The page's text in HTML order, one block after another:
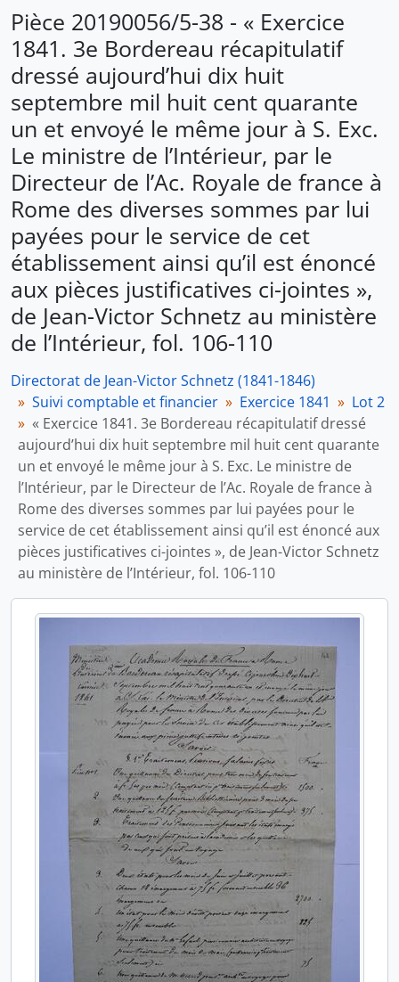
91 en plus...
Pièce 20190056/5-38 - « Exercice
1841. 3e Bordereau récapitulatif
dressé aujourd’hui dix huit
septembre mil huit cent quarante
un et envoyé le même jour à S. Exc.
Le ministre de l’Intérieur, par le
Directeur de l’Ac. Royale de france à
Rome des diverses sommes par lui
payées pour le service de cet
établissement ainsi qu’il est énoncé
aux pièces justificatives ci-jointes »,
de Jean-Victor Schnetz au ministère
de l’Intérieur, fol. 106-110
Directorat de Jean-Victor Schnetz (1841-1846)
Suivi comptable et financier
Exercice 1841
Lot 2
« Exercice 1841. 3e Bordereau récapitulatif dressé
aujourd’hui dix huit septembre mil huit cent quarante
un et envoyé le même jour à S. Exc. Le ministre de
l’Intérieur, par le Directeur de l’Ac. Royale de france à
Rome des diverses sommes par lui payées pour le
service de cet établissement ainsi qu’il est énoncé aux
pièces justificatives ci-jointes », de Jean-Victor Schnetz
au ministère de l’Intérieur, fol. 106-110